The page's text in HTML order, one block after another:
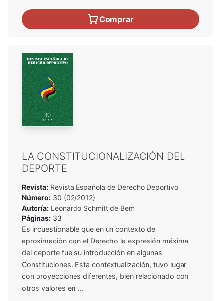
Comprar
LA CONSTITUCIONALIZACIÓN DEL
DEPORTE
Revista: Revista Española de Derecho Deportivo
Número: 30 (02/2012)
Autoría: Leonardo Schmitt de Bem
Páginas: 33
Es incuestionable que en un contexto de
aproximación con el Derecho la expresión máxima
del deporte fue su introducción en algunas
Constituciones. Esta contextualización, tuvo lugar
con proyecciones diferentes, bien relacionado con
otros valores en ...